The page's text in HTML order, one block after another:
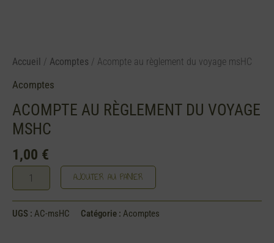
Accueil / Acomptes / Acompte au règlement du voyage msHC
Acomptes
ACOMPTE AU RÈGLEMENT DU VOYAGE
MSHC
1,00 €
AJOUTER AU PANIER
UGS : AC-msHC Catégorie : Acomptes